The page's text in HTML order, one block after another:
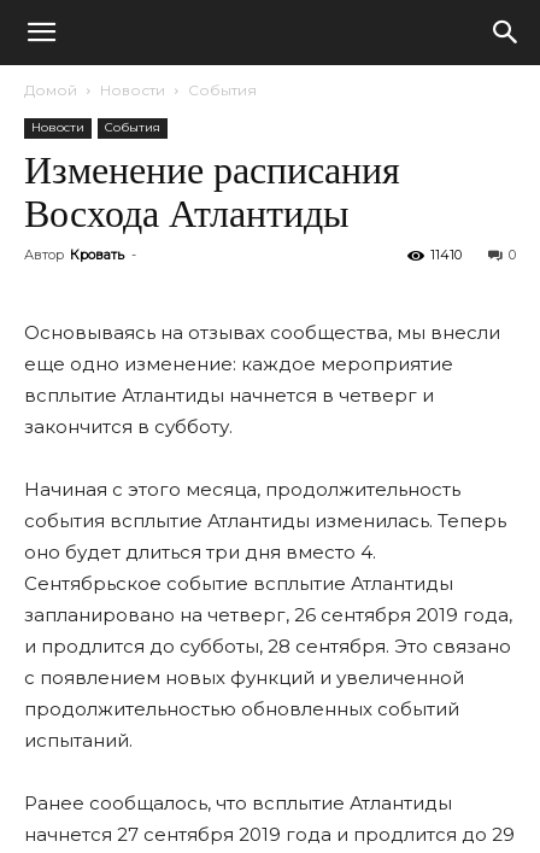
Домой Новости События
Новости События
Изменение расписания
Восхода Атлантиды
Автор Кровать - 0
11410
Основываясь на отзывах сообщества, мы внесли
еще одно изменение: каждое мероприятие
всплытие Атлантиды начнется в четверг и
закончится в субботу.
Начиная с этого месяца, продолжительность
события всплытие Атлантиды изменилась. Теперь
оно будет длиться три дня вместо 4.
Сентябрьское событие всплытие Атлантиды
запланировано на четверг, 26 сентября 2019 года,
и продлится до субботы, 28 сентября. Это связано
с появлением новых функций и увеличенной
продолжительностью обновленных событий
испытаний.
Ранее сообщалось, что всплытие Атлантиды
начнется 27 сентября 2019 года и продлится до 29